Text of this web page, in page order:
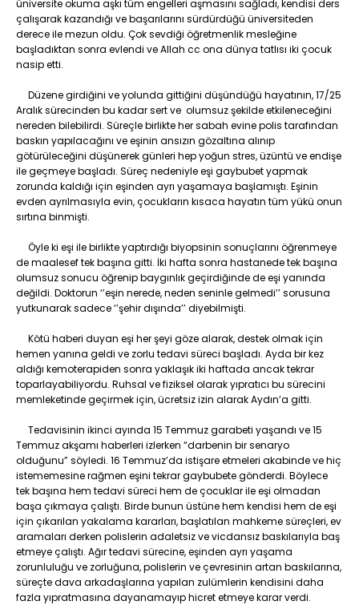
üniversite okuma aşkı tüm engelleri aşmasını sağladı, kendisi ders
çalışarak kazandığı ve başarılarını sürdürdüğü üniversiteden
derece ile mezun oldu. Çok sevdiği öğretmenlik mesleğine
başladıktan sonra evlendi ve Allah cc ona dünya tatlısı iki çocuk
nasip etti.
Düzene girdiğini ve yolunda gittiğini düşündüğü hayatının, 17/25
Aralık sürecinden bu kadar sert ve olumsuz şekilde etkileneceğini
nereden bilebilirdi. Süreçle birlikte her sabah evine polis tarafından
baskın yapılacağını ve eşinin ansızın gözaltına alınıp
götürüleceğini düşünerek günleri hep yoğun stres, üzüntü ve endişe
ile geçmeye başladı. Süreç nedeniyle eşi gaybubet yapmak
zorunda kaldığı için eşinden ayrı yaşamaya başlamıştı. Eşinin
evden ayrılmasıyla evin, çocukların kısaca hayatın tüm yükü onun
sırtına binmişti.
Öyle ki eşi ile birlikte yaptırdığı biyopsinin sonuçlarını öğrenmeye
de maalesef tek başına gitti. İki hafta sonra hastanede tek başına
olumsuz sonucu öğrenip baygınlık geçirdiğinde de eşi yanında
değildi. Doktorun ‘’eşin nerede, neden seninle gelmedi’’ sorusuna
yutkunarak sadece ‘’şehir dışında’’ diyebilmişti.
Kötü haberi duyan eşi her şeyi göze alarak, destek olmak için
hemen yanına geldi ve zorlu tedavi süreci başladı. Ayda bir kez
aldığı kemoterapiden sonra yaklaşık iki haftada ancak tekrar
toparlayabiliyordu. Ruhsal ve fiziksel olarak yıpratıcı bu sürecini
memleketinde geçirmek için, ücretsiz izin alarak Aydın’a gitti.
Tedavisinin ikinci ayında 15 Temmuz garabeti yaşandı ve 15
Temmuz akşamı haberleri izlerken “darbenin bir senaryo
olduğunu” söyledi. 16 Temmuz’da istişare etmeleri akabinde ve hiç
istememesine rağmen eşini tekrar gaybubete gönderdi. Böylece
tek başına hem tedavi süreci hem de çocuklar ile eşi olmadan
başa çıkmaya çalıştı. Birde bunun üstüne hem kendisi hem de eşi
için çıkarılan yakalama kararları, başlatılan mahkeme süreçleri, ev
aramaları derken polislerin adaletsiz ve vicdansız baskılarıyla baş
etmeye çalıştı. Ağır tedavi sürecine, eşinden ayrı yaşama
zorunluluğu ve zorluğuna, polislerin ve çevresinin artan baskılarına,
süreçte dava arkadaşlarına yapılan zulümlerin kendisini daha
fazla yıpratmasına dayanamayıp hicret etmeye karar verdi.